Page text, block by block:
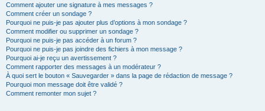
Comment ajouter une signature à mes messages ?
Comment créer un sondage ?
Pourquoi ne puis-je pas ajouter plus d’options à mon sondage ?
Comment modifier ou supprimer un sondage ?
Pourquoi ne puis-je pas accéder à un forum ?
Pourquoi ne puis-je pas joindre des fichiers à mon message ?
Pourquoi ai-je reçu un avertissement ?
Comment rapporter des messages à un modérateur ?
À quoi sert le bouton « Sauvegarder » dans la page de rédaction de message ?
Pourquoi mon message doit être validé ?
Comment remonter mon sujet ?